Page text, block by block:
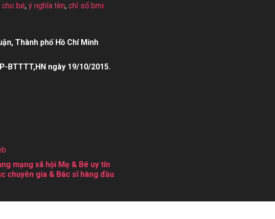
cho bé, ý nghĩa tên, chỉ số bmi
Thành phố Hồ Chí Minh
BTTTT,HN ngày 19/10/2015.
mạng xã hội Mẹ & Bé uy tín
chuyên gia & Bác sĩ hàng đầu